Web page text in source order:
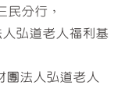
分行，
弘道老人福利基
法人弘道老人